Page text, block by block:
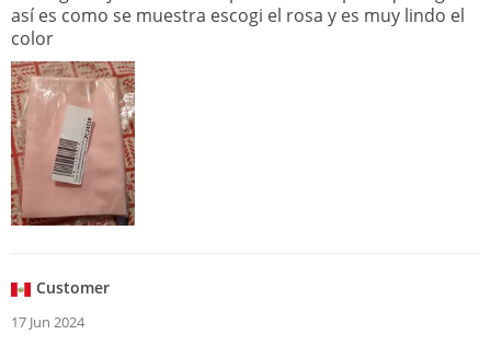
así es como se muestra escogi el rosa y es muy lindo el
color
Customer
17 Jun 2024